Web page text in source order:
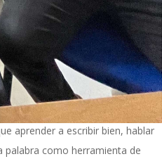
aprender a escribir bien, hablar
palabra como herramienta de